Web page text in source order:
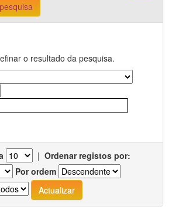
o resultado da pesquisa.
| Ordenar registos por:
Por ordem